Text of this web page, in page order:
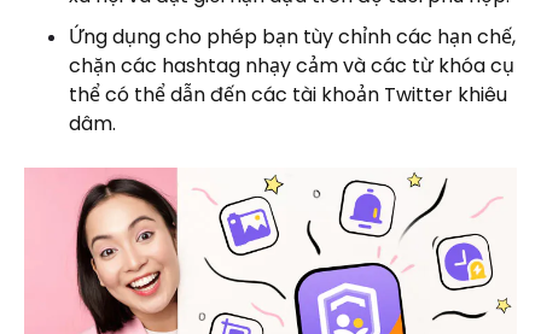
Ứng dụng cho phép bạn tùy chỉnh các hạn chế,
chặn các hashtag nhạy cảm và các từ khóa cụ
thể có thể dẫn đến các tài khoản Twitter khiêu
dâm.